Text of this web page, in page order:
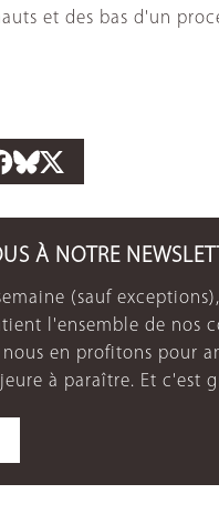
et des bas d'un
À NOTRE
(sauf
l'ensemble de nos
en profitons pour
à paraître. Et c'est